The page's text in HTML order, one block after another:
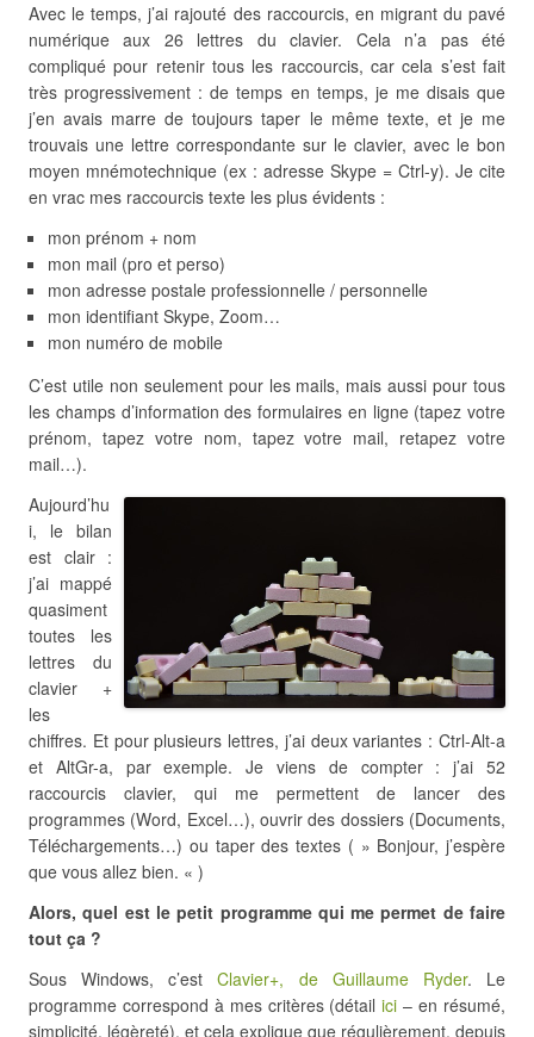
Avec le temps, j’ai rajouté des raccourcis, en migrant du pavé
numérique aux 26 lettres du clavier. Cela n’a pas été
compliqué pour retenir tous les raccourcis, car cela s’est fait
très progressivement : de temps en temps, je me disais que
j’en avais marre de toujours taper le même texte, et je me
trouvais une lettre correspondante sur le clavier, avec le bon
moyen mnémotechnique (ex : adresse Skype = Ctrl-y). Je cite
en vrac mes raccourcis texte les plus évidents :
mon prénom + nom
mon mail (pro et perso)
mon adresse postale professionnelle / personnelle
mon identifiant Skype, Zoom…
mon numéro de mobile
C’est utile non seulement pour les mails, mais aussi pour tous
les champs d’information des formulaires en ligne (tapez votre
prénom, tapez votre nom, tapez votre mail, retapez votre
mail…).
Aujourd’hu
i, le bilan
est clair :
j’ai mappé
quasiment
toutes les
lettres du
clavier +
les
chiffres. Et pour plusieurs lettres, j’ai deux variantes : Ctrl-Alt-a
et AltGr-a, par exemple. Je viens de compter : j’ai 52
raccourcis clavier, qui me permettent de lancer des
programmes (Word, Excel…), ouvrir des dossiers (Documents,
Téléchargements…) ou taper des textes ( » Bonjour, j’espère
que vous allez bien. « )
Alors, quel est le petit programme qui me permet de faire
tout ça ?
Sous Windows, c’estClavier+, de Guillaume Ryder. Le
programme correspond à mes critères (détailici– en résumé,
simplicité, légèreté), et cela explique que régulièrement, depuis